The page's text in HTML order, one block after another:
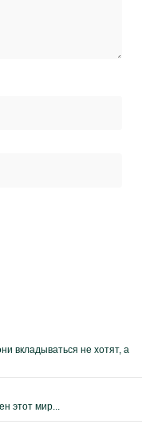
вкладываться не хотят, а
этот мир...